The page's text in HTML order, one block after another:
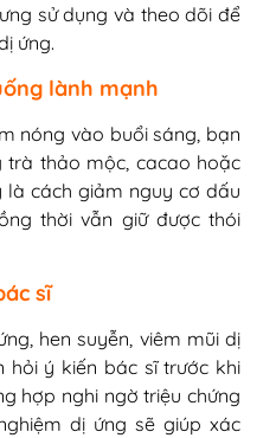
sử dụng và theo dõi để
ứng.
lành mạnh
nóng vào buổi sáng, bạn
thảo mộc, cacao hoặc
cách giảm nguy cơ dấu
thời vẫn giữ được thói
sĩ
hen suyễn, viêm mũi dị
hỏi ý kiến bác sĩ trước khi
hợp nghi ngờ triệu chứng
dị ứng sẽ giúp xác